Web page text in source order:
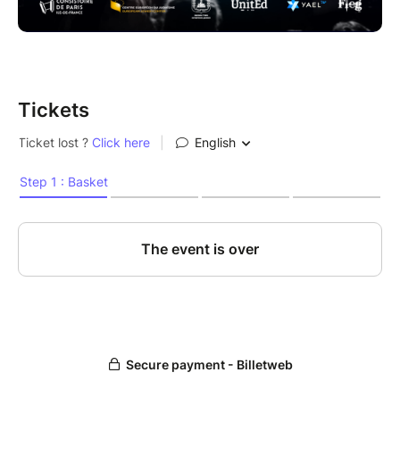
Tickets